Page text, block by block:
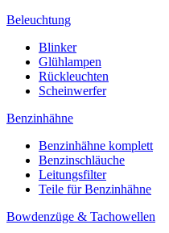
Beleuchtung
Blinker
Glühlampen
Rückleuchten
Scheinwerfer
Benzinhähne
Benzinhähne komplett
Benzinschläuche
Leitungsfilter
Teile für Benzinhähne
Bowdenzüge & Tachowellen